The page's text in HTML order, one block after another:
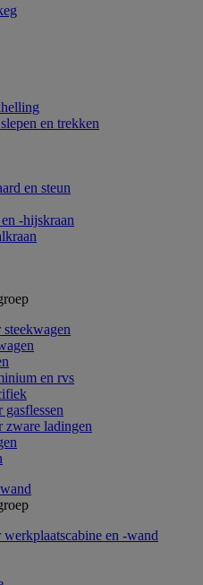
en trekken
en steun
-hijskraan
en rvs
gasflessen
zware ladingen
werkplaatscabine en -wand